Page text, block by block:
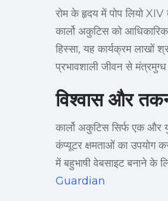
रोम के हृदय में पोप लियो XIV
कार्लो अकुटिस को
हिस्सा, यह कार्यक्रम लाखों
प्रभावशाली जीवन से
विश्वास और
कार्लो अकुटिस सिर्फ एक और
कंप्यूटर क्षमताओं का उपयोग
में बहुभाषी वेबसाइट बनाने के
Guardian